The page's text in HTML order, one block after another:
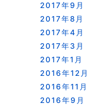
2017年9月
2017年8月
2017年4月
2017年3月
2017年1月
2016年12月
2016年11月
2016年9月